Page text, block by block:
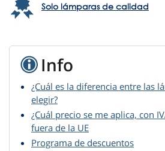
Solo lámparas de calidad
Info
¿Cuál es la diferencia entre las
elegir?
¿Cuál precio se me aplica, con
fuera de la UE
Programa de descuentos